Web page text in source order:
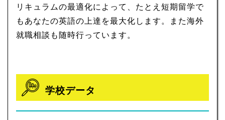
リキュラムの最適化によって、たとえ短期留学で
もあなたの英語の上達を最大化します。また海外
就職相談も随時行っています。
学校データ